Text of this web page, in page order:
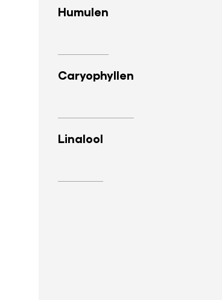
Humulen
Caryophyllen
Linalool